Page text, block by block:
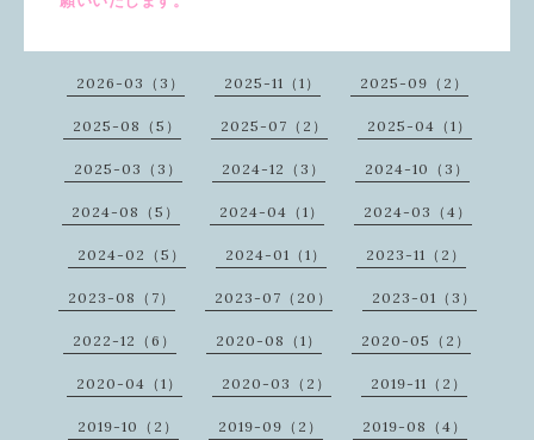
2026-03（3） 2025-11（1） 2025-09（2）
2025-08（5） 2025-07（2） 2025-04（1）
2025-03（3） 2024-12（3） 2024-10（3）
2024-08（5） 2024-04（1） 2024-03（4）
2024-02（5） 2024-01（1） 2023-11（2）
2023-08（7） 2023-07（20） 2023-01（3）
2022-12（6） 2020-08（1） 2020-05（2）
2020-04（1） 2020-03（2） 2019-11（2）
2019-10（2） 2019-09（2） 2019-08（4）